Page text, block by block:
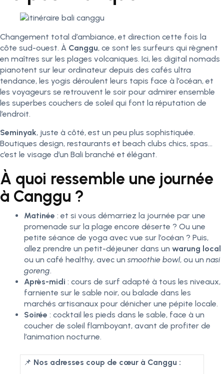
Changement total d’ambiance, et direction cette fois la
côte sud-ouest. À Canggu, ce sont les surfeurs qui règnent
en maîtres sur les plages volcaniques. Ici, les digital nomads
pianotent sur leur ordinateur depuis des cafés ultra
tendance, les yogis déroulent leurs tapis face à l’océan, et
les voyageurs se retrouvent le soir pour admirer ensemble
les superbes couchers de soleil qui font la réputation de
l’endroit.
Seminyak, juste à côté, est un peu plus sophistiquée.
Boutiques design, restaurants et beach clubs chics, spas…
c’est le visage d’un Bali branché et élégant.
À quoi ressemble une journée
à Canggu ?
Matinée : et si vous démarriez la journée par une
promenade sur la plage encore déserte ? Ou une
petite séance de yoga avec vue sur l’océan ? Puis,
allez prendre un petit-déjeuner dans un warung local
ou un café healthy, avec un smoothie bowl, ou un nasi
goreng.
Après-midi : cours de surf adapté à tous les niveaux,
farniente sur le sable noir, ou balade dans les
marchés artisanaux pour dénicher une pépite locale.
Soirée : cocktail les pieds dans le sable, face à un
coucher de soleil flamboyant, avant de profiter de
l’animation nocturne.
📌 Nos adresses coup de cœur à Canggu :